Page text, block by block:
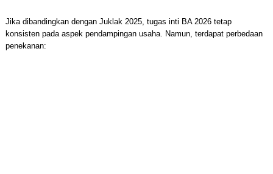
Jika dibandingkan dengan Juklak 2025, tugas inti BA 2026 tetap
konsisten pada aspek pendampingan usaha. Namun, terdapat perbedaan
penekanan: